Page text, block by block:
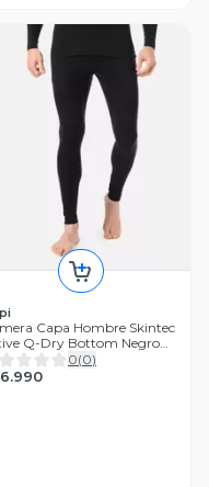
Capa Hombre Skintec
Q-Dry Bottom Negro
I26
0(0)